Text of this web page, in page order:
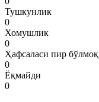
Тушкунлик
0
Хомушлик
0
Ҳафсаласи пир бўлмоқ
0
Ёқмайди
0